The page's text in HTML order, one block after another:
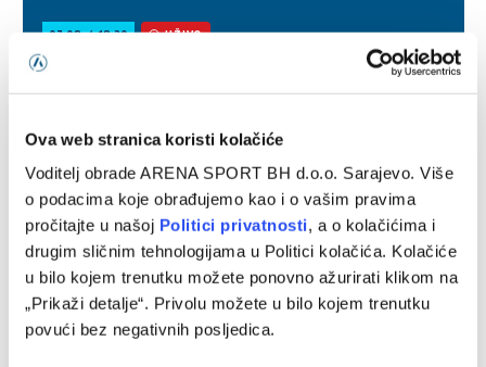
Ova web stranica koristi kolačiće
Voditelj obrade ARENA SPORT BH d.o.o. Sarajevo. Više
o podacima koje obrađujemo kao i o vašim pravima
pročitajte u našoj Politici privatnosti, a o kolačićima i
drugim sličnim tehnologijama u Politici kolačića. Kolačiće
u bilo kojem trenutku možete ponovno ažurirati klikom na
„Prikaži detalje“. Privolu možete u bilo kojem trenutku
povući bez negativnih posljedica.